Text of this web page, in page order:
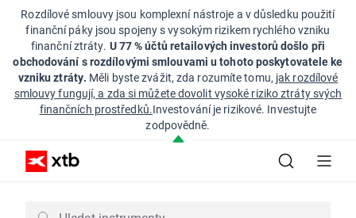
Rozdílové smlouvy jsou komplexní nástroje a v důsledku použití
finanční páky jsou spojeny s vysokým rizikem rychlého vzniku
finanční ztráty. U 77 % účtů retailových investorů došlo při
obchodování s rozdílovými smlouvami u tohoto poskytovatele ke
vzniku ztráty. Měli byste zvážit, zda rozumíte tomu, jak rozdílové
smlouvy fungují, a zda si můžete dovolit vysoké riziko ztráty svých
finančních prostředků.Investování je rizikové. Investujte
zodpovědně.